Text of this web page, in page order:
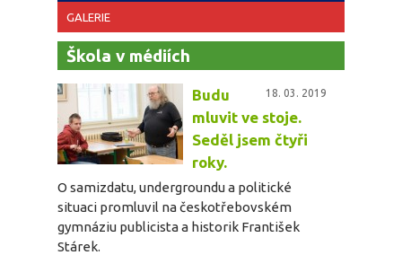
GALERIE
Škola v médiích
18. 03. 2019
Budu
mluvit ve stoje.
Seděl jsem čtyři
roky.
O samizdatu, undergroundu a politické
situaci promluvil na českotřebovském
gymnáziu publicista a historik František
Stárek.